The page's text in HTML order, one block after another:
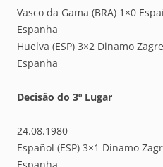
Vasco da Gama (BRA) 1×0
Espanha
Huelva (ESP) 3×2 Dinamo
Espanha
Decisão do 3º Lugar
24.08.1980
Español (ESP) 3×1 Dinamo